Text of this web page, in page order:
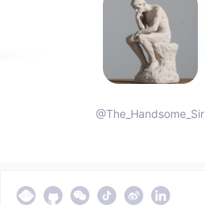
@The_Handsome_Sir